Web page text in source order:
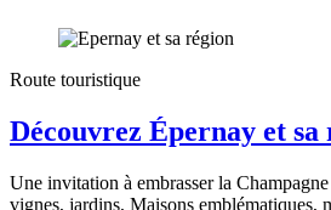
Route touristique
Découvrez Épernay et sa
Une invitation à embrasser la
vignes, jardins, Maisons emblématiques,